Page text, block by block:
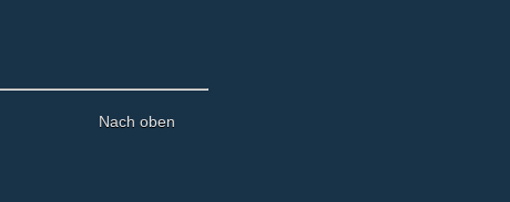
Nach oben